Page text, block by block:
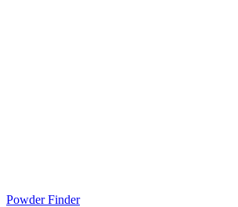
Powder Finder